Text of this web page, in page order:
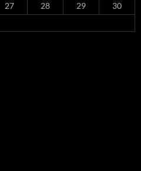
27 28 29
30